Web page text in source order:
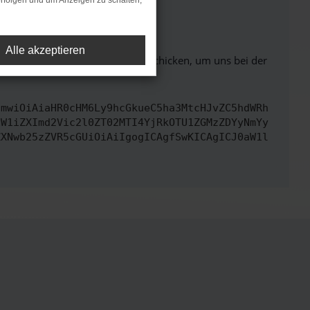
unterstützt werden.
Du kannst uns diesen Text schicken, um uns bei der
Alle akzeptieren